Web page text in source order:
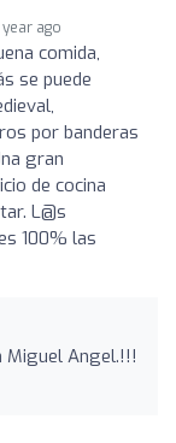
year ago
comida,
se puede
por banderas
gran
de cocina
L@s
100% las
Miguel Angel.!!!